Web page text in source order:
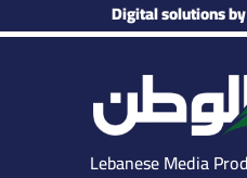
Digital solutions by